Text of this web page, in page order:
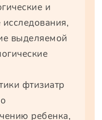
и
выделяемой
фтизиатр
ребенка,